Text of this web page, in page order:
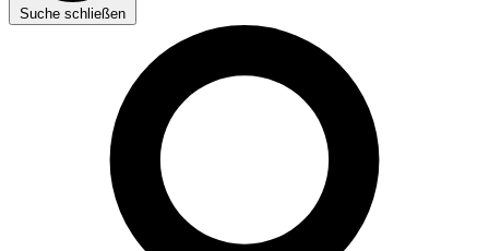
Suche schließen